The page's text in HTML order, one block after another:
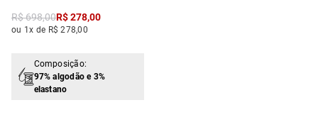
R$698,00R$278,00
ou 1x de R$ 278,00
Composição:
97% algodão e 3%
elastano
º macacão
jeans
º vestido curto